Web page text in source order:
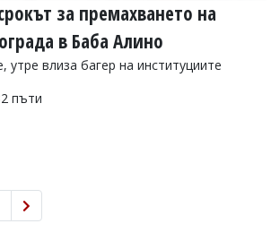
за премахването на
в Баба Алино
утре влиза багер на институциите
пъти